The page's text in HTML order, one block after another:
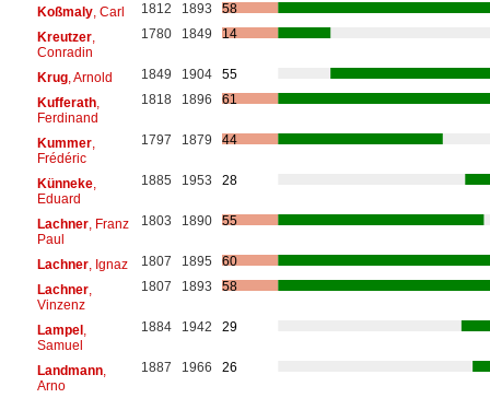
Koßmaly, Carl 1812 1893
58
Kreutzer,
Conradin
1780 1849 14
Krug, Arnold 1849 1904
55
Kufferath,
Ferdinand
1818 1896 61
Kummer,
Frédéric
1797 1879 44
Künneke,
Eduard
1885 1953 28
Lachner, Franz
Paul
1803 1890 55
Lachner, Ignaz 1807 1895
60
Lachner,
Vinzenz
1807 1893 58
Lampel,
Samuel
1884 1942 29
Landmann,
Arno
1887 1966 26